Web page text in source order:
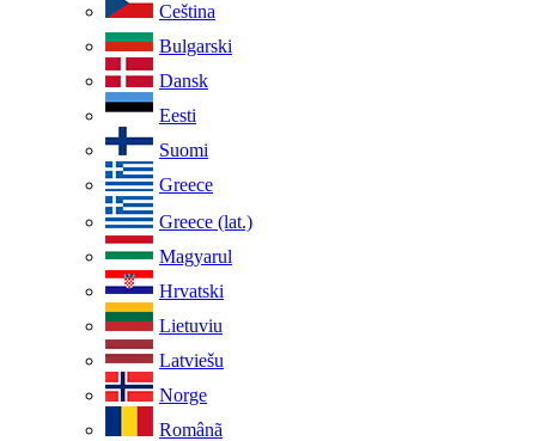
Ceština
Bulgarski
Dansk
Eesti
Suomi
Greece
Greece (lat.)
Magyarul
Hrvatski
Lietuviu
Latviešu
Norge
Românã